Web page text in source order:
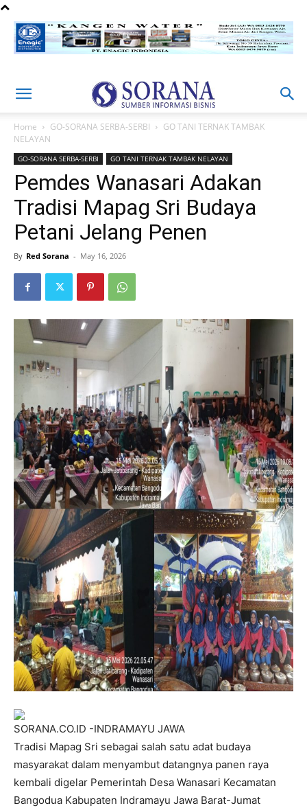
Home GO-SORANA SERBA-SERBI
GO TANI TERNAK TAMBAK
NELAYAN
GO-SORANA SERBA-SERBI GO TANI TERNAK TAMBAK NELAYAN
Pemdes Wanasari Adakan
Tradisi Mapag Sri Budaya
Petani Jelang Penen
By Red Sorana - May 16, 2026
SORANA.CO.ID -INDRAMAYU JAWA
Tradisi Mapag Sri sebagai salah satu adat budaya
masyarakat dalam menyambut datangnya panen raya
kembali digelar Pemerintah Desa Wanasari Kecamatan
Bangodua Kabupaten Indramayu Jawa Barat-Jumat